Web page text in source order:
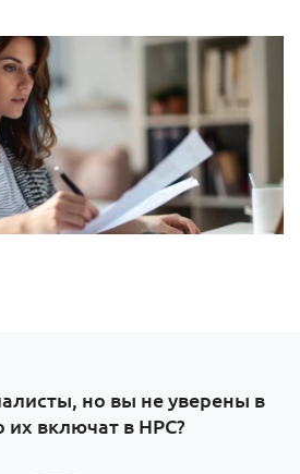
но вы не уверены в
их включат в НРС?